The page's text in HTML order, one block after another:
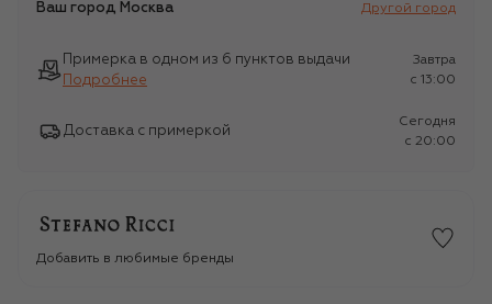
Ваш город Москва Другой город
Примерка в одном из 6 пунктов выдачи
Подробнее
Завтра
c 13:00
Доставка с примеркой
Сегодня
c 20:00
Добавить в любимые бренды